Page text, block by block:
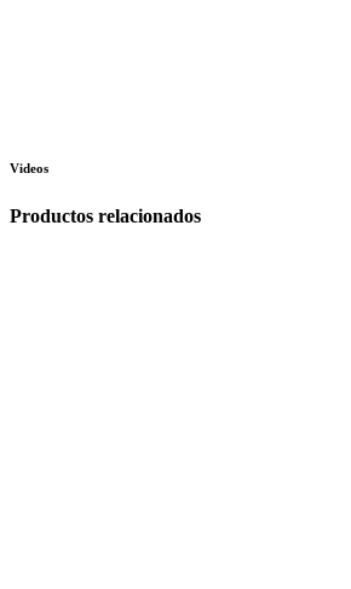
Videos
Productos relacionados